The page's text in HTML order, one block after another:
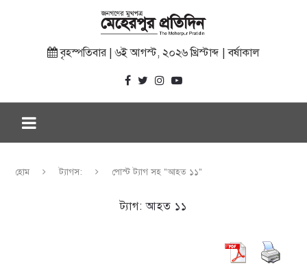
বৃহস্পতিবার | ৬ই আগস্ট, ২০২৬ খ্রিস্টাব্দ | বর্ষাকাল
হোম ট্যাগস: পোস্ট ট্যাগ সহ "আহত ১১"
ট্যাগ:আহত ১১